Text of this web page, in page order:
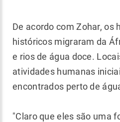
De acordo com Zohar, os
históricos migraram da
e rios de água doce.
atividades humanas
encontrados perto de
"Claro que eles são uma